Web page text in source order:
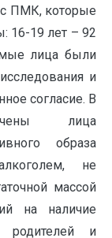
с ПМК, которые
16-19 лет – 92
лица были
и
согласие. В
лица
образа
не
массой
на наличие
родителей и